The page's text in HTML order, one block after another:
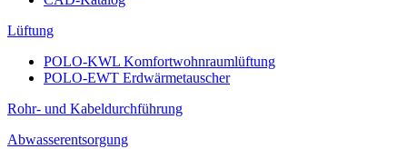
Lüftung
POLO-KWL Komfortwohnraumlüftung
POLO-EWT Erdwärmetauscher
Rohr- und Kabeldurchführung
Abwasserentsorgung